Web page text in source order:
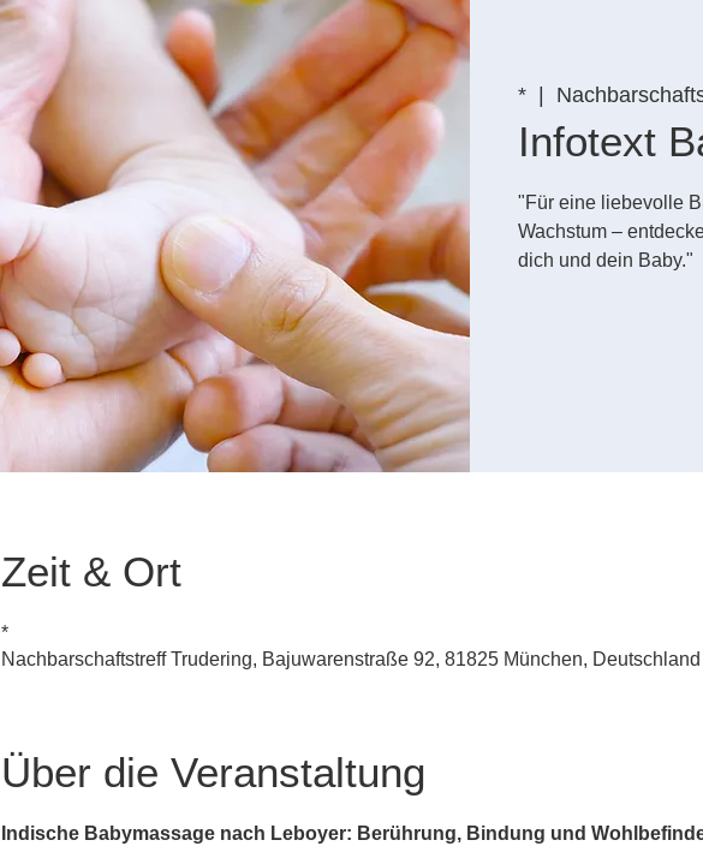
*
  |
Infotext
"Für eine liebevolle
Wachstum –
dich und dein Baby."
Zeit & Ort
*
Nachbarschaftstreff Trudering, Bajuwarenstraße 92, 81825 München, Deutschland
Über die Veranstaltung
Indische Babymassage nach Leboyer: Berührung, Bindung und